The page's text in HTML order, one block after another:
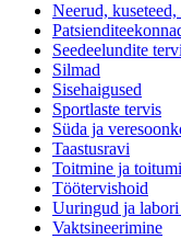
Neerud,
Seedeelundite
Silmad
Sisehaigused
Sportlaste tervis
Süda ja
Taastusravi
Toitmine ja
Töötervishoid
Uuringud ja labori
Vaktsineerimine